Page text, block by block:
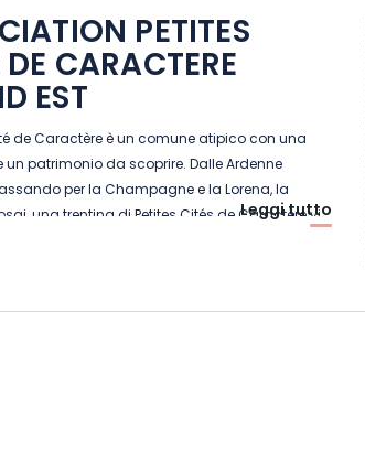
PETITES
CARACTERE
EST
de Caractère è un comune atipico con una
un patrimonio da scoprire. Dalle Ardenne
per la Champagne e la Lorena, la
una trentina di Petites Cités de Caractère vi
Leggi tutto